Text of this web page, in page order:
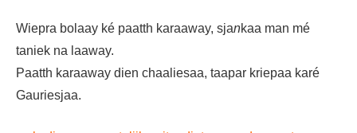
Wiepra bolaay ké paatth karaaway, sjankaa man mé
taniek na laaway.
Paatth karaaway dien chaaliesaa, taapar kriepaa karé
Gauriesjaa.